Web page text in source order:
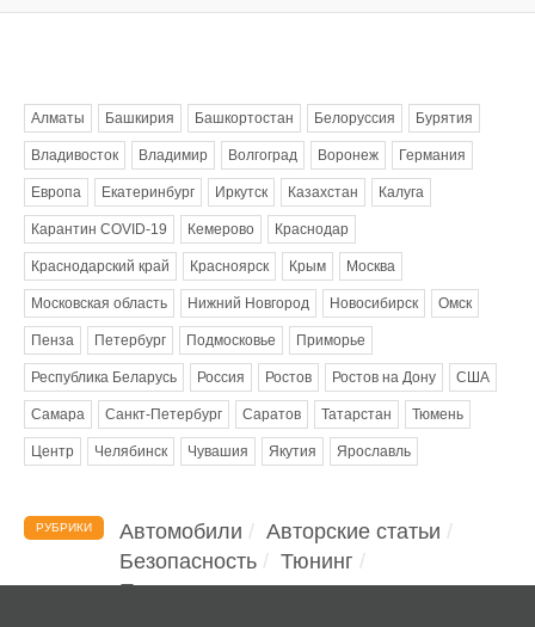
Алматы Башкирия Башкортостан Белоруссия Бурятия
Владивосток Владимир Волгоград Воронеж Германия
Европа Екатеринбург Иркутск Казахстан Калуга
Карантин COVID-19 Кемерово Краснодар
Краснодарский край Красноярск Крым Москва
Московская область Нижний Новгород Новосибирск Омск
Пенза Петербург Подмосковье Приморье
Республика Беларусь Россия Ростов Ростов на Дону США
Самара Санкт-Петербург Саратов Татарстан Тюмень
Центр Челябинск Чувашия Якутия Ярославль
РУБРИКИ Автомобили
Авторские статьи
Безопасность
Тюнинг
Помощь водителю